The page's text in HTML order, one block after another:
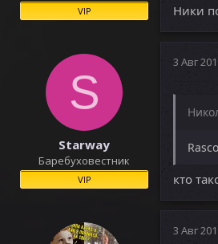
VIP Ники
S
Starway
Баребуховестник
VIP
3 Авг
кто
3 Авг